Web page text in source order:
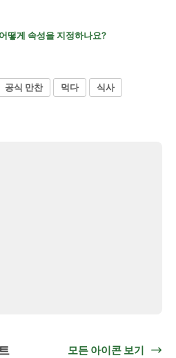
어떻게 속성을 지정하나요?
공식 만찬 먹다
식사
모든 아이콘 보기